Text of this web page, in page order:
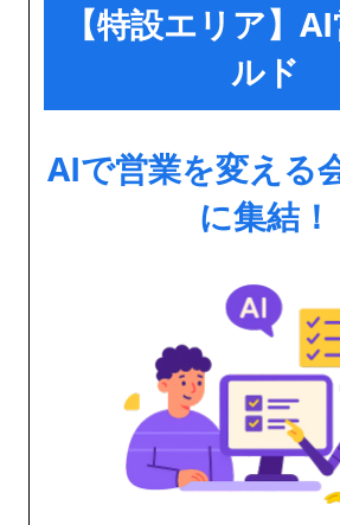
【特設エリア】
ルド
AIで営業を変える
に集結！